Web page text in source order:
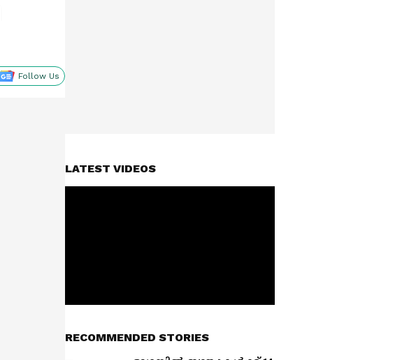
Follow Us
LATEST VIDEOS
RECOMMENDED STORIES